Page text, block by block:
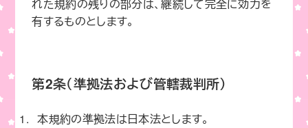
れた規約の残りの部分は、継続して完全に効力を
有するものとします。
第2条（準拠法および管轄裁判所）
本規約の準拠法は日本法とします。